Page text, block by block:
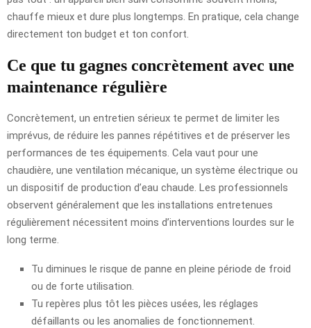
chauffe mieux et dure plus longtemps. En pratique, cela change
directement ton budget et ton confort.
Ce que tu gagnes concrètement avec une
maintenance régulière
Concrètement, un entretien sérieux te permet de limiter les
imprévus, de réduire les pannes répétitives et de préserver les
performances de tes équipements. Cela vaut pour une
chaudière, une ventilation mécanique, un système électrique ou
un dispositif de production d’eau chaude. Les professionnels
observent généralement que les installations entretenues
régulièrement nécessitent moins d’interventions lourdes sur le
long terme.
Tu diminues le risque de panne en pleine période de froid
ou de forte utilisation.
Tu repères plus tôt les pièces usées, les réglages
défaillants ou les anomalies de fonctionnement.